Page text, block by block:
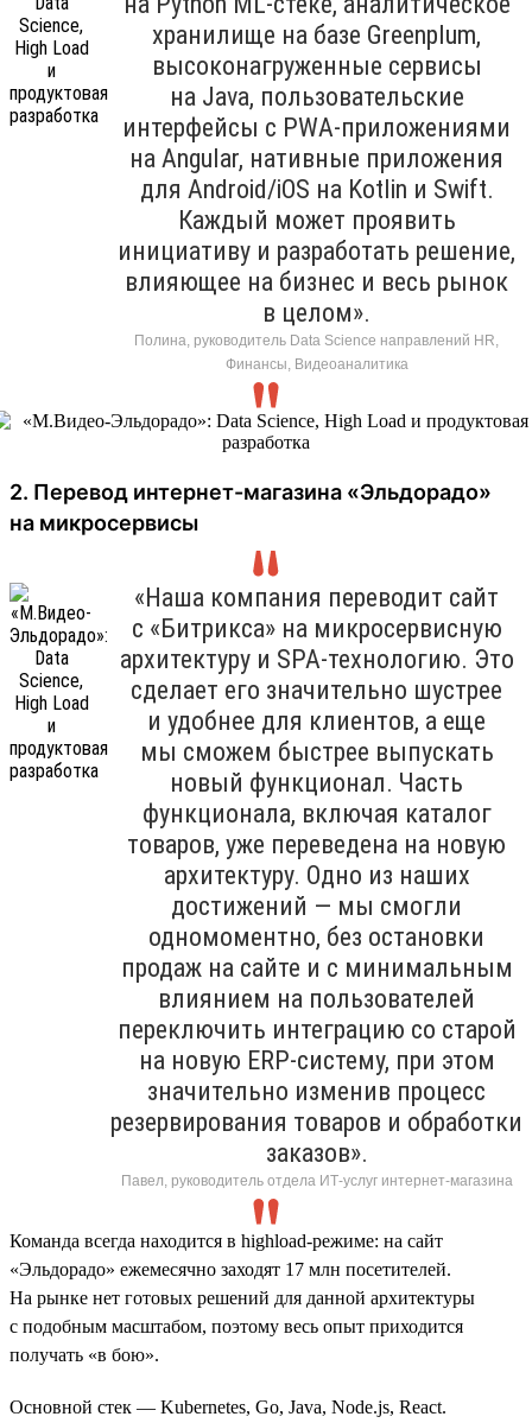
хранилище на базе Greenplum,
высоконагруженные сервисы
на Java, пользовательские
интерфейсы с PWA-приложениями
на Angular, нативные приложения
для Android/iOS на Kotlin и Swift.
Каждый может проявить
инициативу и разработать решение,
влияющее на бизнес и весь рынок
в целом».
Полина, руководитель Data Science направлений HR,
Финансы, Видеоаналитика
2. Перевод интернет-магазина «Эльдорадо»
на микросервисы
«Наша компания переводит сайт
с «Битрикса» на микросервисную
архитектуру и SPA-технологию. Это
сделает его значительно шустрее
и удобнее для клиентов, а еще
мы сможем быстрее выпускать
новый функционал. Часть
функционала, включая каталог
товаров, уже переведена на новую
архитектуру. Одно из наших
достижений — мы смогли
одномоментно, без остановки
продаж на сайте и с минимальным
влиянием на пользователей
переключить интеграцию со старой
на новую ERP-систему, при этом
значительно изменив процесс
резервирования товаров и обработки
заказов».
Павел, руководитель отдела ИТ-услуг интернет-магазина
Команда всегда находится в highload-режиме: на сайт
«Эльдорадо» ежемесячно заходят 17 млн посетителей.
На рынке нет готовых решений для данной архитектуры
с подобным масштабом, поэтому весь опыт приходится
получать «в бою».
Основной стек — Kubernetes, Go, Java, Node.js, React.